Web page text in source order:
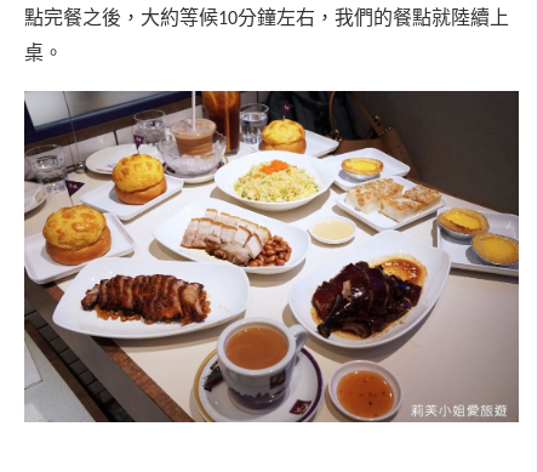
點完餐之後，大約等候10分鐘左右，我們的餐點就陸續上
桌。